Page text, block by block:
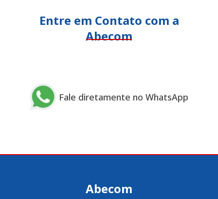
Entre em Contato com a
Abecom
Fale diretamente no WhatsApp
Abecom